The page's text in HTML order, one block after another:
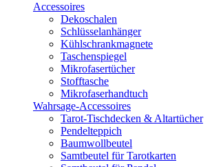
Accessoires
Dekoschalen
Schlüsselanhänger
Kühlschrankmagnete
Taschenspiegel
Mikrofasertücher
Stofftasche
Mikrofaserhandtuch
Wahrsage-Accessoires
Tarot-Tischdecken & Altartücher
Pendelteppich
Baumwollbeutel
Samtbeutel für Tarotkarten